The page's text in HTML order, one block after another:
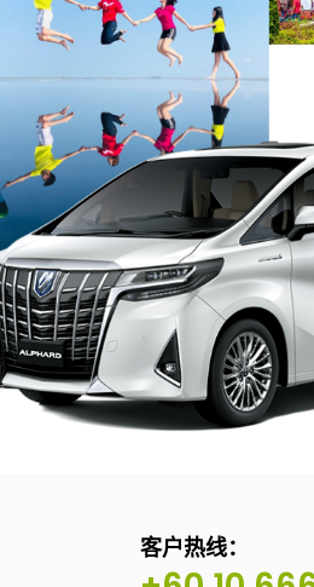
客户热线：